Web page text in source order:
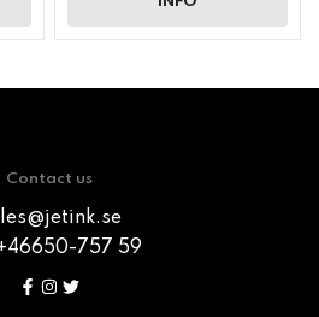
Contact us
+46650-757 59